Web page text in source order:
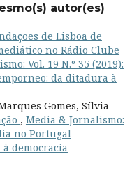
autor(es)
de Lisboa de
no Rádio Clube
Vol. 19 N.º 35 (2019):
da ditadura à
Gomes, Sílvia
, Media & Jornalismo:
no Portugal
democracia